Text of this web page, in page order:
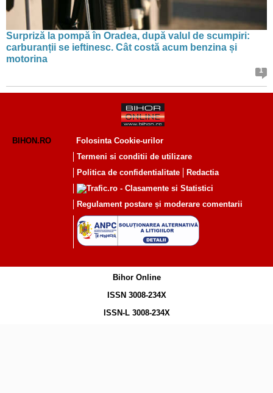
Surpriză la pompă în Oradea, după valul de scumpiri:
carburanții se ieftinesc. Cât costă acum benzina și
motorina
1
BIHON.RO
Folosinta Cookie-urilor
Termeni si conditii de utilizare
Politica de confidentialitate
Redactia
Regulament postare și moderare comentarii
Bihor Online
ISSN 3008-234X
ISSN-L 3008-234X